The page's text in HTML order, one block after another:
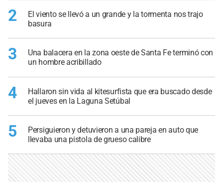
2
El viento se llevó a un grande y la tormenta nos trajo
basura
3
Una balacera en la zona oeste de Santa Fe terminó con
un hombre acribillado
4
Hallaron sin vida al kitesurfista que era buscado desde
el jueves en la Laguna Setúbal
5
Persiguieron y detuvieron a una pareja en auto que
llevaba una pistola de grueso calibre